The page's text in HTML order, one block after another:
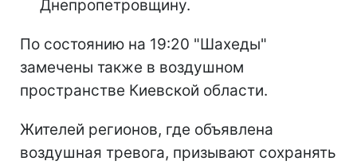
Днепропетровщину.
По состоянию на 19:20 "Шахеды"
замечены также в воздушном
пространстве Киевской области.
Жителей регионов, где объявлена
воздушная тревога, призывают сохранять